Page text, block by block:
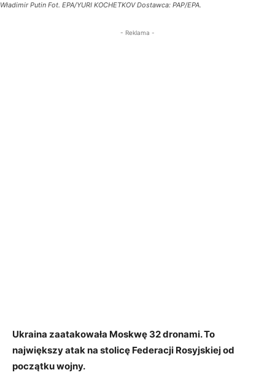
Władimir Putin Fot. EPA/YURI KOCHETKOV Dostawca: PAP/EPA.
- Reklama -
Ukraina zaatakowała Moskwę 32 dronami. To
największy atak na stolicę Federacji Rosyjskiej od
początku wojny.